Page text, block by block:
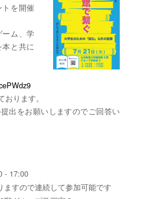
を開催
ム、学
と共に
ります。
出をお願いしますのでご回答い
- 17:00
ますので連続して参加可能です